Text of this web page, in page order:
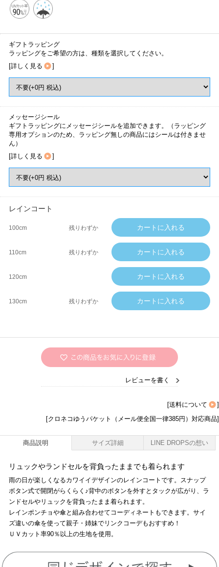
ギフトラッピング
ラッピングをご希望の方は、種類を選択してください。
[詳しく見る ]
メッセージシール
ギフトラッピングにメッセージシールを追加できます。（ラッピング
専用オプションのため、ラッピング無しの商品にはシールは付きませ
ん）
[詳しく見る ]
レインコート
100cm 残りわずか
110cm 残りわずか
120cm
130cm 残りわずか
レビューを書く
[送料について
]
[クロネコゆうパケット（メール便全国一律385円）対応商品]
商品説明 サイズ詳細 LINE DROPSの想い
リュックやランドセルを背負ったままでも着られます
雨の日が楽しくなるカワイイデザインのレインコートです。スナップ
ボタン式で開閉がらくらく♪背中のボタンを外すとタックが広がり、ラ
ンドセルやリュックを背負ったまま着られます。
レインポンチョや傘と組み合わせてコーディネートもできます。サイ
ズ違いの傘を使って親子・姉妹でリンクコーデもおすすめ！
ＵＶカット率90％以上の生地を使用。